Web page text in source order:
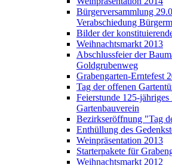
Bürgerversammlung
Verabschiedung
Bilder der
Weihnachtsmarkt 2013
Abschlussfeier der
Goldgrubenweg
Grabengarten-Erntefest
Tag der offenen
Feierstunde 125-
Gartenbauverein
Bezirkseröffnung "Tag
Enthüllung des
Weinpräsentation 2013
Starterpakete für
Weihnachtsmarkt 2012